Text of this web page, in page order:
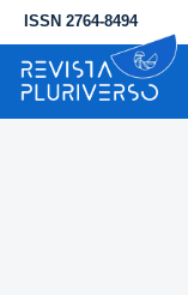
ISSN 2764-8494